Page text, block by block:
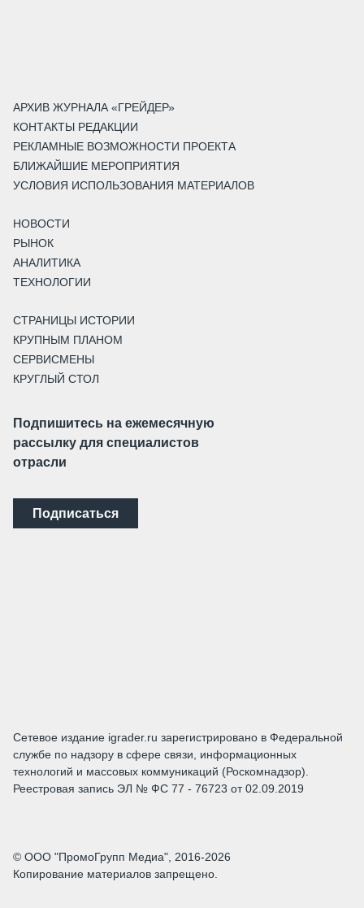
АРХИВ ЖУРНАЛА «ГРЕЙДЕР»
КОНТАКТЫ РЕДАКЦИИ
РЕКЛАМНЫЕ ВОЗМОЖНОСТИ ПРОЕКТА
БЛИЖАЙШИЕ МЕРОПРИЯТИЯ
УСЛОВИЯ ИСПОЛЬЗОВАНИЯ МАТЕРИАЛОВ
НОВОСТИ
РЫНОК
АНАЛИТИКА
ТЕХНОЛОГИИ
СТРАНИЦЫ ИСТОРИИ
КРУПНЫМ ПЛАНОМ
СЕРВИСМЕНЫ
КРУГЛЫЙ СТОЛ
Подпишитесь на ежемесячную
рассылку для специалистов
отрасли
Подписаться
Сетевое издание igrader.ru зарегистрировано в Федеральной
службе по надзору в сфере связи, информационных
технологий и массовых коммуникаций (Роскомнадзор).
Реестровая запись ЭЛ № ФС 77 - 76723 от 02.09.2019
© ООО "ПромоГрупп Медиа", 2016-2026
Копирование материалов запрещено.